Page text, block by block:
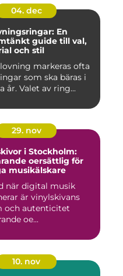
04. dec
En
guide till val,
och stil
markeras ofta
som ska bäras i
år. Valet av ring...
29. nov
i Stockholm:
oersättlig för
musikälskare
när digital musik
är vinylskivans
och autenticitet
oe...
10. nov